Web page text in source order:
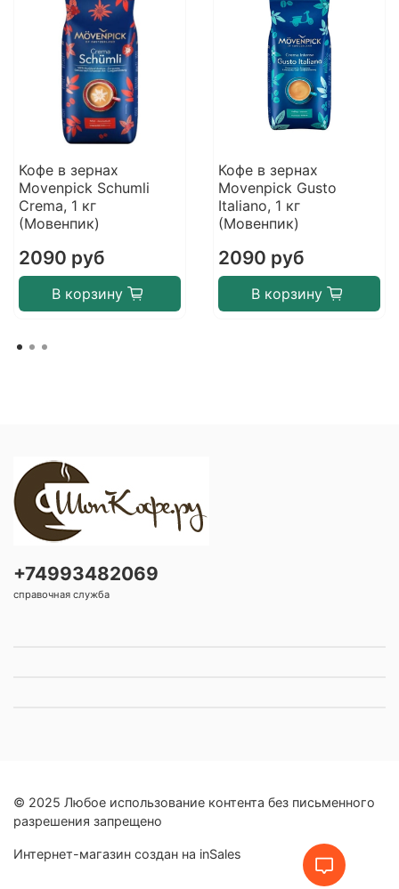
Кофе в зернах
Movenpick Schumli
Crema, 1 кг
(Мовенпик)
2090 руб
В корзину
Кофе в зернах
Movenpick Gusto
Italiano, 1 кг
(Мовенпик)
2090 руб
В корзину
+74993482069
справочная служба
© 2025 Любое использование контента без письменного
разрешения запрещено
Интернет-магазин создан на inSales